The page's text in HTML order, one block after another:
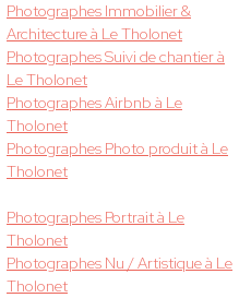
Photographes Immobilier &
Architecture à Le Tholonet
Photographes Suivi de chantier à
Le Tholonet
Photographes Airbnb à Le
Tholonet
Photographes Photo produit à Le
Tholonet
Photographes Portrait à Le
Tholonet
Photographes Nu / Artistique à Le
Tholonet